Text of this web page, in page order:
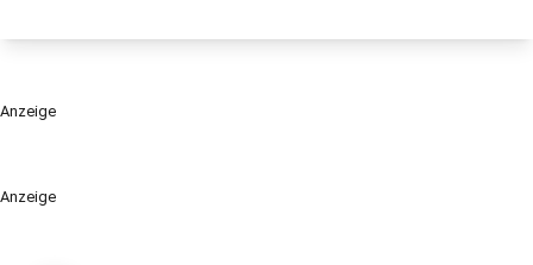
Anzeige
Anzeige